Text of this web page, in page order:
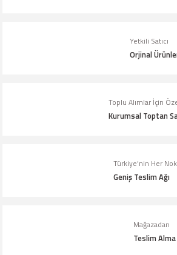
Ürün açıklamasında eksik bilgiler bulunuyor.
Ürün bilgilerinde hatalar bulunuyor.
Gönder
Yetkili Satıcı
Orjinal
Toplu Alımlar İçin
Kurumsal Toptan
Türkiye’nin Her
Geniş Teslim Ağı
Mağazadan
Teslim Alma